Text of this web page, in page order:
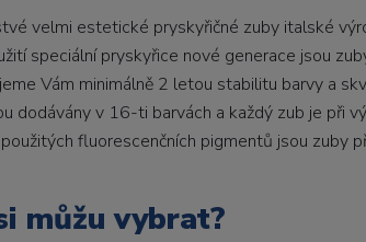
velmi estetické pryskyřičné zuby italské
speciální pryskyřice nové generace jsou
Vám minimálně 2 letou stabilitu barvy a
dodávány v 16-ti barvách a každý zub je při
fluorescenčních pigmentů jsou zuby
můžu vybrat?